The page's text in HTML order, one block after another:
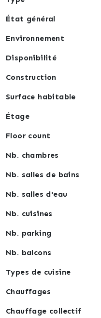
d’informations ou pour
État général
Environnement
Disponibilité
Construction
Surface habitable
Étage
Floor count
Nb. chambres
Nb. salles de bains
Nb. salles d'eau
Nb. cuisines
Nb. parking
Nb. balcons
Types de cuisine
Chauffages
Chauffage collectif